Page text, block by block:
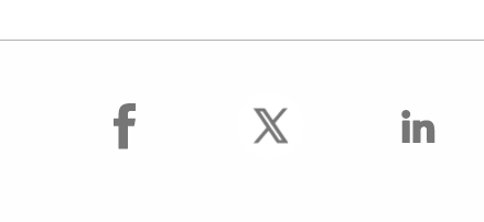
facebook